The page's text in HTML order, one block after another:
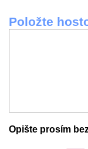
Položte
Opište prosím